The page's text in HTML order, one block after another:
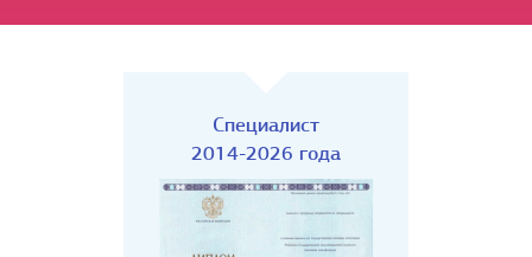
Специалист
2014-2026 года